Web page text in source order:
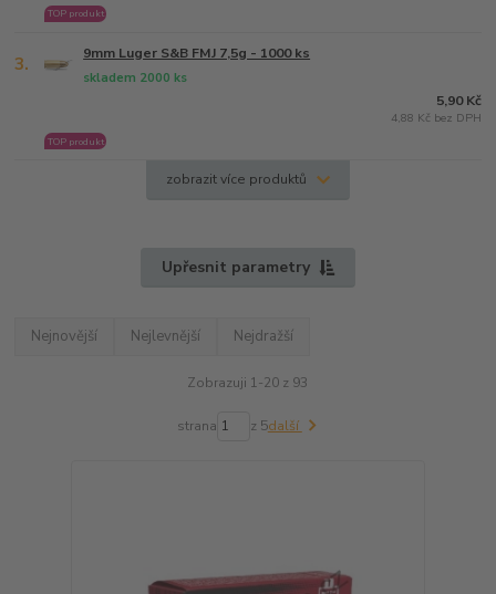
TOP produkt
3. 9mm Luger S&B FMJ 7,5g - 1000 ks
skladem 2000 ks
TOP produkt
5,90 Kč
4,88 Kč bez DPH
zobrazit více produktů
Upřesnit parametry
Nejnovější Nejlevnější Nejdražší
Zobrazuji 1-20 z 93
strana z 5další